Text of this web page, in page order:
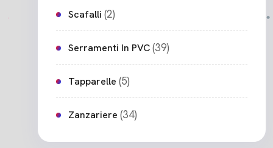
Scafalli (2)
Serramenti In PVC(39)
Tapparelle (5)
Zanzariere (34)